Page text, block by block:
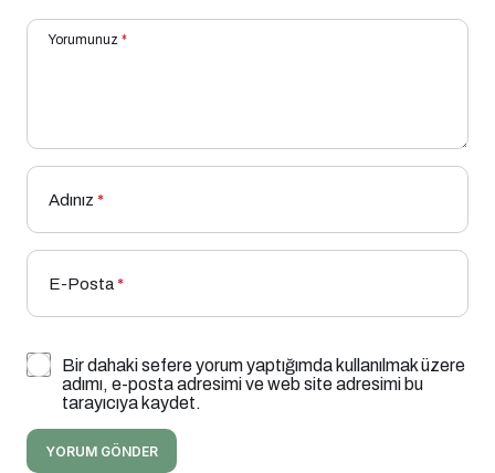
Yorumunuz *
Adınız *
E-Posta*
Bir dahaki sefere yorum yaptığımda kullanılmak üzere
adımı, e-posta adresimi ve web site adresimi bu
tarayıcıya kaydet.
YORUM GÖNDER